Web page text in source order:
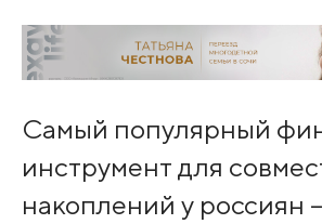
Самый популярный
инструмент для
накоплений у россиян